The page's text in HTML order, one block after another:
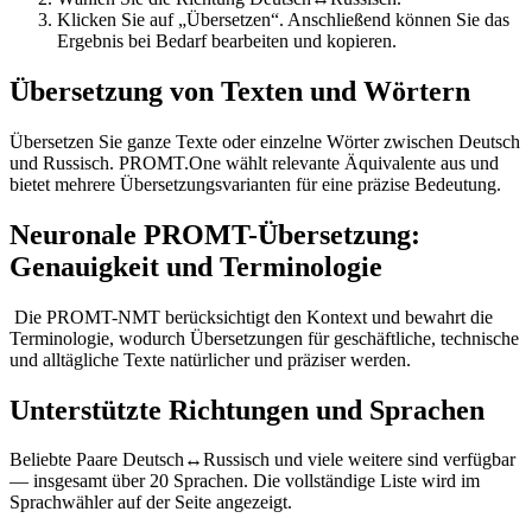
Klicken Sie auf „Übersetzen“. Anschließend können Sie das
Ergebnis bei Bedarf bearbeiten und kopieren.
Übersetzung von Texten und Wörtern
Übersetzen Sie ganze Texte oder einzelne Wörter zwischen Deutsch
und Russisch. PROMT.One wählt relevante Äquivalente aus und
bietet mehrere Übersetzungsvarianten für eine präzise Bedeutung.
Neuronale PROMT-Übersetzung:
Genauigkeit und Terminologie
Die PROMT-NMT berücksichtigt den Kontext und bewahrt die
Terminologie, wodurch Übersetzungen für geschäftliche, technische
und alltägliche Texte natürlicher und präziser werden.
Unterstützte Richtungen und Sprachen
Beliebte Paare Deutsch↔Russisch und viele weitere sind verfügbar
— insgesamt über 20 Sprachen. Die vollständige Liste wird im
Sprachwähler auf der Seite angezeigt.